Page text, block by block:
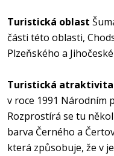
Turistická oblast
části této oblasti,
Plzeňského a
Turistická atraktivita
v roce 1991 Národním
Rozprostírá se tu
barva Černého a
která způsobuje, že v